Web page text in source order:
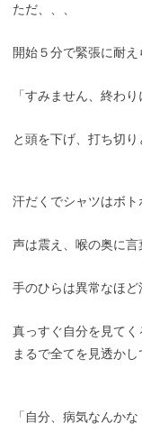
ただ、、、
開始５分で緊張に耐え
「すみません、終わ
と頭を下げ、打ち切り
汗だくでシャツはボト
声は震え、喉の奥に言
手のひらは異常なほど
真っすぐ自分を見てく
まるで全てを見透か
「自分、病気なんか